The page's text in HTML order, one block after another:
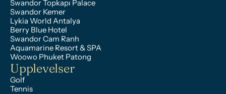
Swandor Topkapı Palace
Swandor Kemer
Lykia World Antalya
Berry Blue Hotel
Swandor Cam Ranh
Aquamarine Resort & SPA
Woowo Phuket Patong
Upplevelser
Golf
Tennis